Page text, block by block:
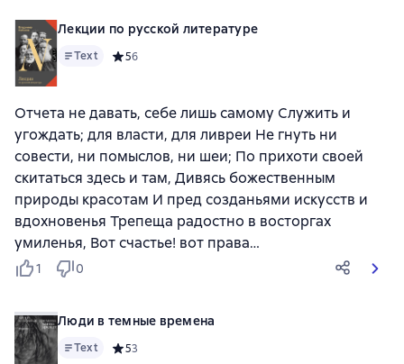
Лекции по русской литературе
Text Средний рейтинг 5 на основе 6 оценок
56
Отчета не давать, себе лишь самому Служить и
угождать; для власти, для ливреи Не гнуть ни
совести, ни помыслов, ни шеи; По прихоти своей
скитаться здесь и там, Дивясь божественным
природы красотам И пред созданьями искусств и
вдохновенья Трепеща радостно в восторгах
умиленья, Вот счастье! вот права…
1 0
Люди в темные времена
Text Средний рейтинг 5 на основе 3 оценок
53